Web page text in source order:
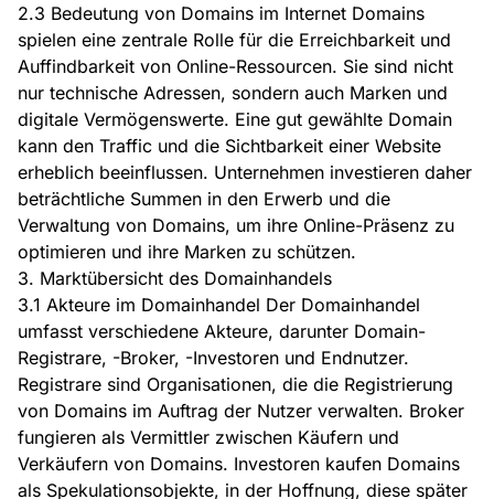
2.3 Bedeutung von Domains im Internet Domains
spielen eine zentrale Rolle für die Erreichbarkeit und
Auffindbarkeit von Online-Ressourcen. Sie sind nicht
nur technische Adressen, sondern auch Marken und
digitale Vermögenswerte. Eine gut gewählte Domain
kann den Traffic und die Sichtbarkeit einer Website
erheblich beeinflussen. Unternehmen investieren daher
beträchtliche Summen in den Erwerb und die
Verwaltung von Domains, um ihre Online-Präsenz zu
optimieren und ihre Marken zu schützen.
3. Marktübersicht des Domainhandels
3.1 Akteure im Domainhandel Der Domainhandel
umfasst verschiedene Akteure, darunter Domain-
Registrare, -Broker, -Investoren und Endnutzer.
Registrare sind Organisationen, die die Registrierung
von Domains im Auftrag der Nutzer verwalten. Broker
fungieren als Vermittler zwischen Käufern und
Verkäufern von Domains. Investoren kaufen Domains
als Spekulationsobjekte, in der Hoffnung, diese später